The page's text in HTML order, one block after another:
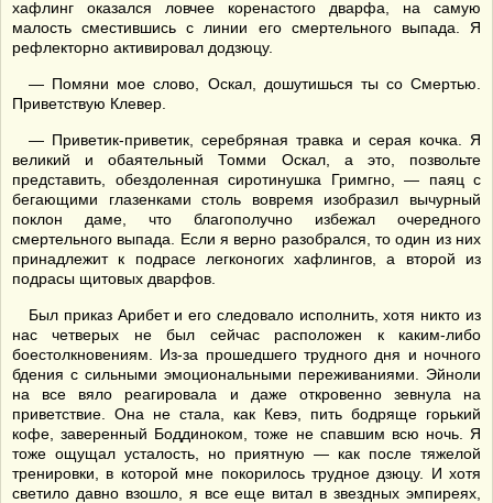
хафлинг оказался ловчее коренастого дварфа, на самую
малость сместившись с линии его смертельного выпада. Я
рефлекторно активировал додзюцу.
— Помяни мое слово, Оскал, дошутишься ты со Смертью.
Приветствую Клевер.
— Приветик-приветик, серебряная травка и серая кочка. Я
великий и обаятельный Томми Оскал, а это, позвольте
представить, обездоленная сиротинушка Гримгно, — паяц с
бегающими глазенками столь вовремя изобразил вычурный
поклон даме, что благополучно избежал очередного
смертельного выпада. Если я верно разобрался, то один из них
принадлежит к подрасе легконогих хафлингов, а второй из
подрасы щитовых дварфов.
Был приказ Арибет и его следовало исполнить, хотя никто из
нас четверых не был сейчас расположен к каким-либо
боестолкновениям. Из-за прошедшего трудного дня и ночного
бдения с сильными эмоциональными переживаниями. Эйноли
на все вяло реагировала и даже откровенно зевнула на
приветствие. Она не стала, как Кевэ, пить бодряще горький
кофе, заверенный Боддиноком, тоже не спавшим всю ночь. Я
тоже ощущал усталость, но приятную — как после тяжелой
тренировки, в которой мне покорилось трудное дзюцу. И хотя
светило давно взошло, я все еще витал в звездных эмпиреях,